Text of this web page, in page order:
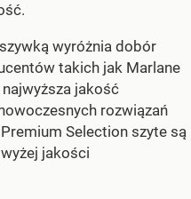
wyróżnia dobór
takich jak Marlane
jakość
rozwiązań
Selection szyte są
jakości